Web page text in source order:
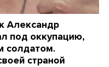
Александр
под оккупацию,
солдатом.
страной